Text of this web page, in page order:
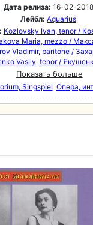
Дата релиза: 16-02-2018
Лейбл: Aquarius
Kozlovsky Ivan, tenor /
Maria, mezzo /
Vladimir, baritone /
Vasily, tenor /
Показать больше
Singspiel Опера,